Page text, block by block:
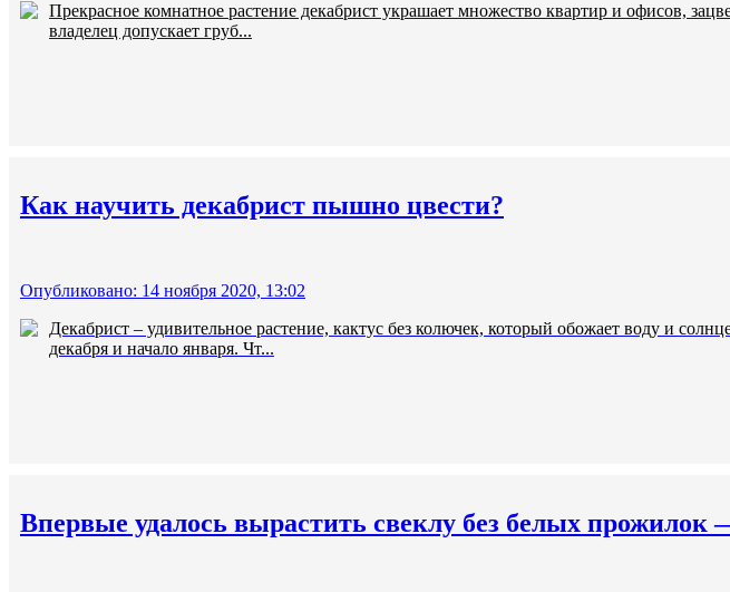
Прекрасное комнатное растение декабрист украшает множество квартир и офисов,
владелец допускает груб...
Как научить декабрист пышно цвести?
Опубликовано: 14 ноября 2020, 13:02
Декабрист – удивительное растение, кактус без колючек, который обожает воду и
декабря и начало января. Чт...
Впервые удалось вырастить свеклу без белых